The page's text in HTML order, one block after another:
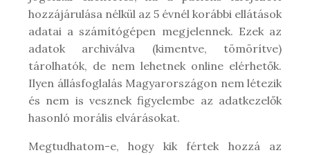
hozzájárulása nélkül az 5 évnél korábbi ellátások
adatai a számítógépen megjelennek. Ezek az
adatok archiválva (kimentve, tömörítve)
tárolhatók, de nem lehetnek online elérhetők.
Ilyen állásfoglalás Magyarországon nem létezik
és nem is vesznek figyelembe az adatkezelők
hasonló morális elvárásokat.
Megtudhatom-e, hogy kik fértek hozzá az